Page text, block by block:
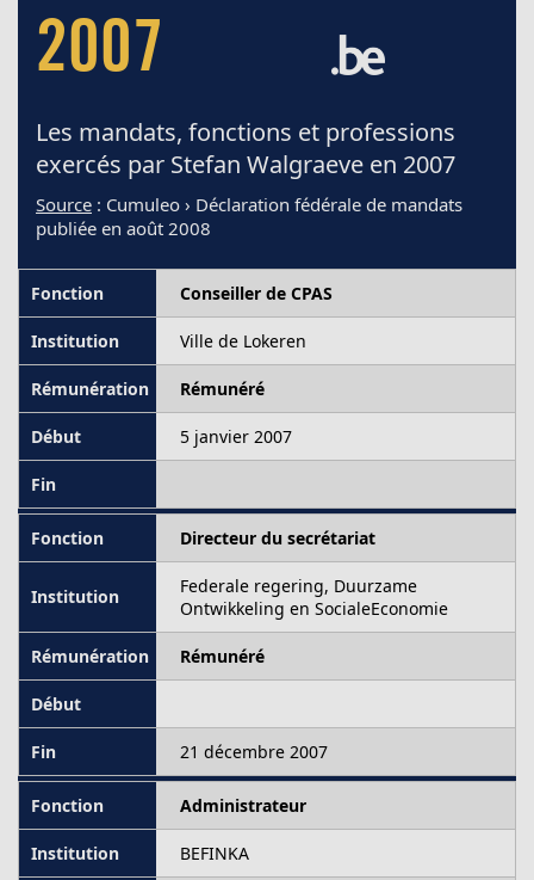
2007
Les mandats, fonctions et professions
exercés par Stefan Walgraeve en 2007
Source : Cumuleo › Déclaration fédérale de mandats
publiée en août 2008
Conseiller de CPAS
Ville de Lokeren
Rémunéré
5 janvier 2007
Directeur du secrétariat
Federale regering, Duurzame
Ontwikkeling en SocialeEconomie
Rémunéré
21 décembre 2007
Administrateur
BEFINKA